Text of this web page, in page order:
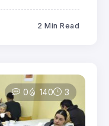
2 Min Read
0 140 3